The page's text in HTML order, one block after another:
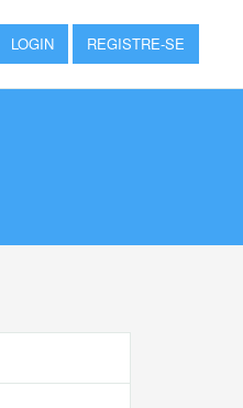
LOGIN REGISTRE-SE